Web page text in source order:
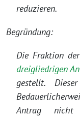
reduzieren.
Begründung:
Die Fraktion
dreigliedrigen
gestellt.
Antrag